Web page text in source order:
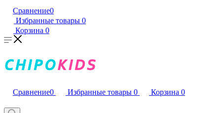
Сравнение0
Избранные товары 0
Корзина 0
Сравнение0 Избранные товары 0 Корзина 0